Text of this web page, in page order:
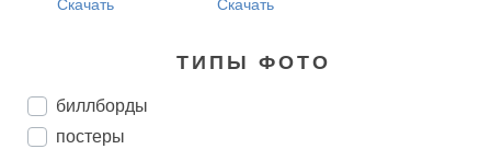
Скачать Скачать
ТИПЫ ФОТО
биллборды
постеры